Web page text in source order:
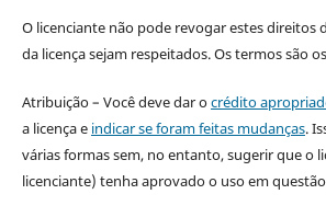
O licenciante não pode revogar estes direitos
da licença sejam respeitados. Os termos são
Atribuição – Você deve dar ocrédito
a licença e indicar se foram feitas mudanças.
várias formas sem, no entanto, sugerir que o
licenciante) tenha aprovado o uso em